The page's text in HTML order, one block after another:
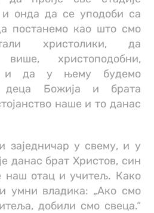
и онда да се уподоби са
постанемо као што смо
христолики, да
христоподобни,
и да у њему будемо
деца Божија и брата
наше и то данас
заједничар у свему, и у
данас брат Христов, син
наш отац и учитељ. Како
умни владика: „Ако смо
добили смо свеца.“